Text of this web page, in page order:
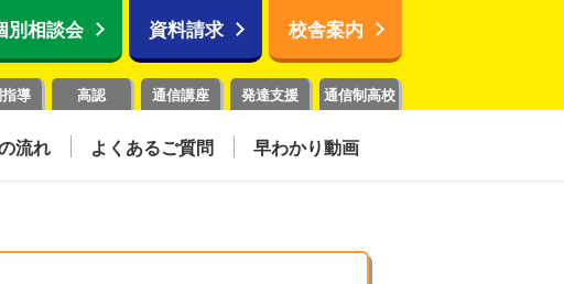
別相談会 資料請求 校舎案内
導 高認 通信講座 発達支援 通信制高校
流れ よくあるご質問 早わかり動画